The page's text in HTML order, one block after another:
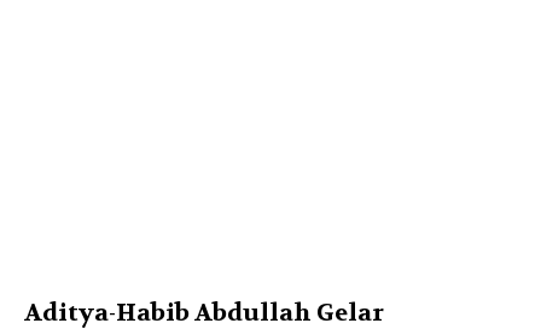
Aditya-Habib Abdullah Gelar